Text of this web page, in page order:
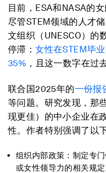
目前，ESA和NASA的
尽管STEM领域的人才
文组织（UNESCO）的
停滞：女性在STEM毕
35% ，且这一数字在过
联合国2025年的一份报
等问题。研究发现，那
现更佳）的中小企业在
性。作者特别强调了以
组织内部政策：制定专
或女性领导力的相关规定